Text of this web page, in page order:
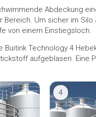
Abdeckung
Um sicher im Silo
von einem Einstiegsloch.
Technology 4
aufgeblasen. Eine
4